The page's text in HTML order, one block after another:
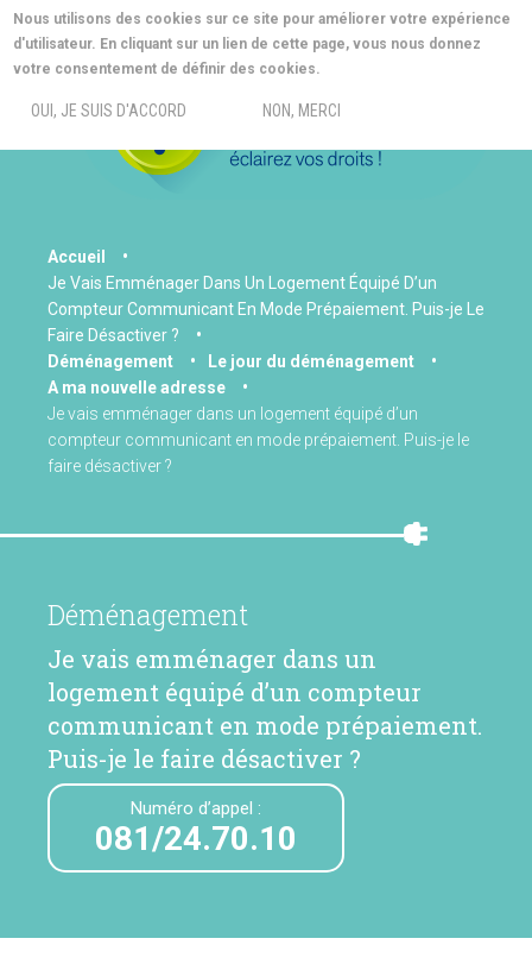
Nous utilisons des cookies sur ce site pour améliorer votre expérience
d'utilisateur. En cliquant sur un lien de cette page, vous nous donnez
votre consentement de définir des cookies.
OUI, JE SUIS D'ACCORD NON, MERCI
Aller
au
contenu
MENU
You
are
here
Accueil
Je Vais Emménager Dans Un Logement Équipé D’un
Compteur Communicant En Mode Prépaiement. Puis-je Le
Faire Désactiver ?
Déménagement
Le jour du déménagement
A ma nouvelle adresse
Je vais emménager dans un logement équipé d’un
compteur communicant en mode prépaiement. Puis-je le
faire désactiver ?
Déménagement
Je vais emménager dans un
logement équipé d’un compteur
communicant en mode prépaiement.
Puis-je le faire désactiver ?
Numéro d’appel :
081/24.70.10